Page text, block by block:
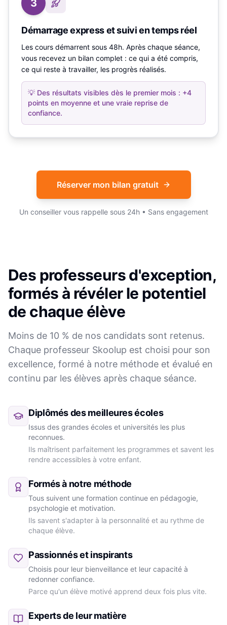
3
Démarrage express et suivi en temps réel
Les cours démarrent sous 48h. Après chaque séance,
vous recevez un bilan complet : ce qui a été compris,
ce qui reste à travailler, les progrès réalisés.
💡 Des résultats visibles dès le premier mois : +4
points en moyenne et une vraie reprise de
confiance.
Réserver mon bilan gratuit
Un conseiller vous rappelle sous 24h • Sans engagement
Des professeurs d'exception,
formés à révéler le potentiel
de chaque élève
Moins de 10 % de nos candidats sont retenus.
Chaque professeur Skoolup est choisi pour son
excellence, formé à notre méthode et évalué en
continu par les élèves après chaque séance.
Diplômés des meilleures écoles
Issus des grandes écoles et universités les plus
reconnues.
Ils maîtrisent parfaitement les programmes et savent les
rendre accessibles à votre enfant.
Formés à notre méthode
Tous suivent une formation continue en pédagogie,
psychologie et motivation.
Ils savent s'adapter à la personnalité et au rythme de
chaque élève.
Passionnés et inspirants
Choisis pour leur bienveillance et leur capacité à
redonner confiance.
Parce qu'un élève motivé apprend deux fois plus vite.
Experts de leur matière